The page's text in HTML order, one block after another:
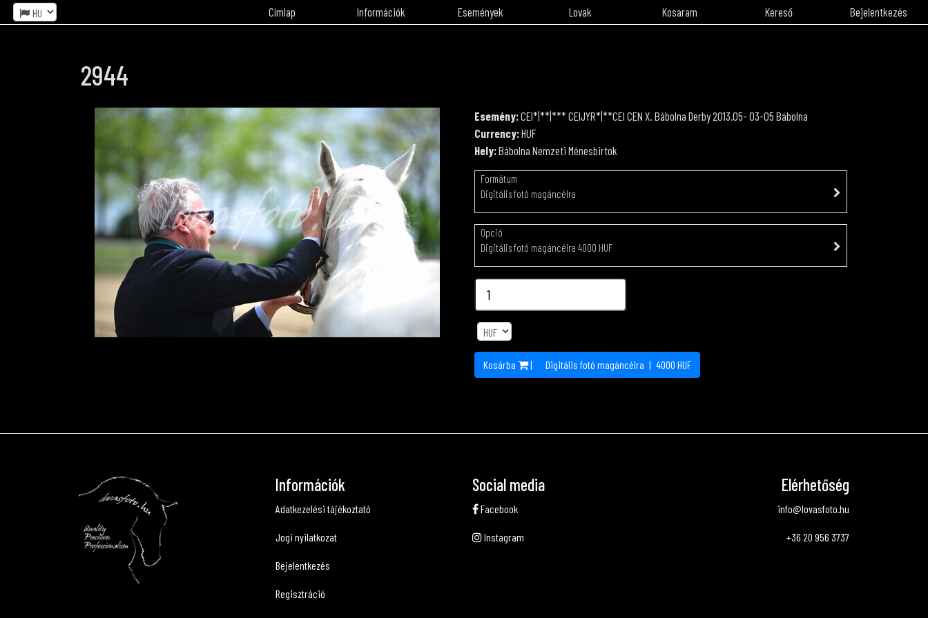
Címlap Információk Események Lovak Kosaram Kereső Bejelentkezés
2944
Esemény:CEI*|**|*** CEIJYR*|**CEI CEN X. Bábolna Derby 2013.05- 03-05 Bábolna
Currency:HUF
Hely:Bábolna Nemzeti Ménesbirtok
Formátum
Digitális fotó magáncélra
Opció
Digitális fotó magáncélra 4000 HUF
Kosárba | Digitális fotó magáncélra | 4000 HUF
Információk
Adatkezelési tájékoztató
Jogi nyilatkozat
Bejelentkezés
Regisztráció
Social media
Facebook
Instagram
Elérhetőség
info@lovasfoto.hu
+36 20 956 3737